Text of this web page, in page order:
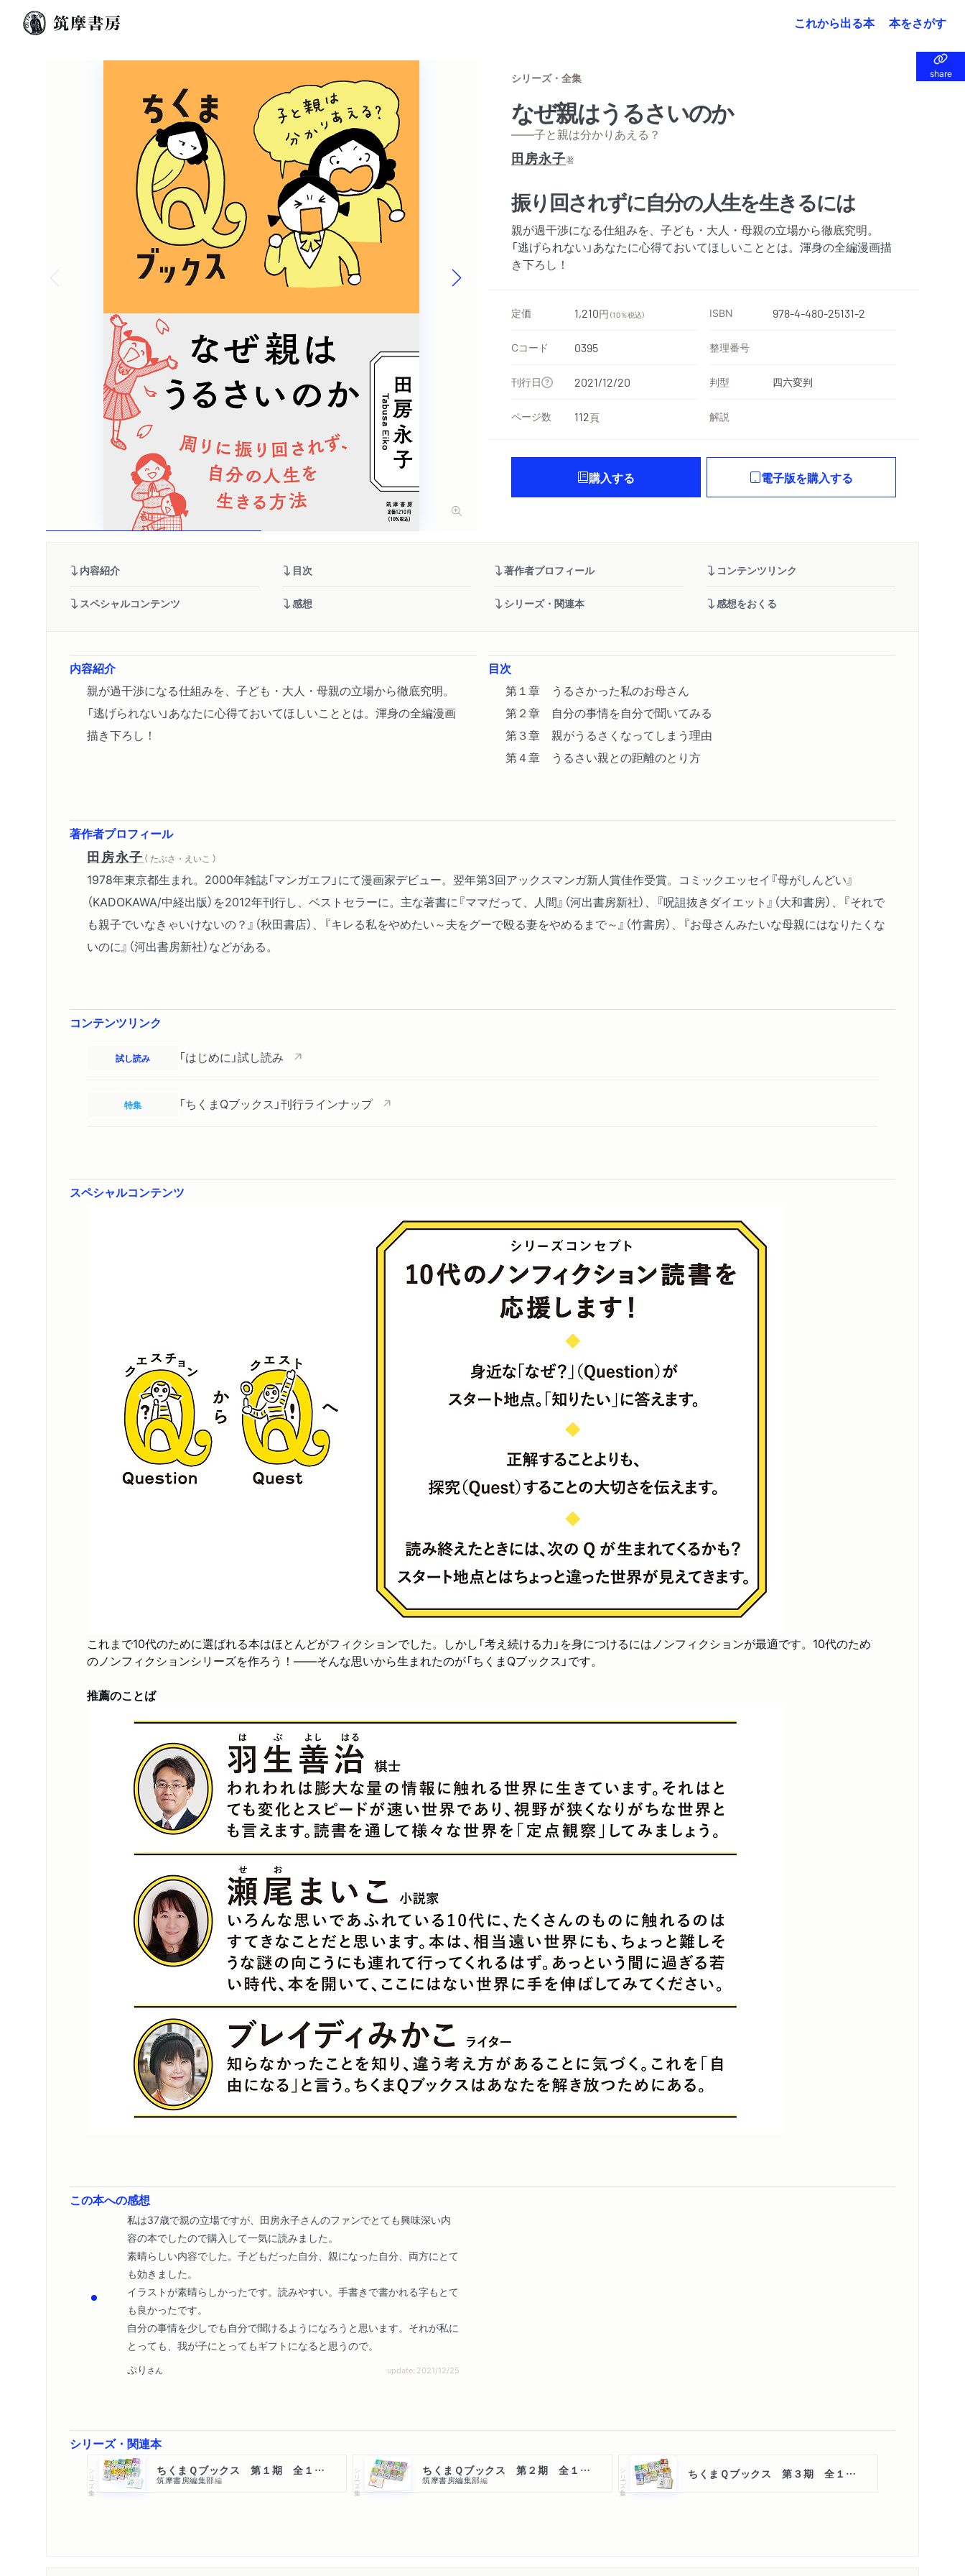
これから出る本 本をさがす
share
share
シリーズ・全集
なぜ親はうるさいのか
——子と親は分かりあえる？
田房永子著
振り回されずに自分の人生を生きるには
親が過干渉になる仕組みを、子ども・大人・母親の立場から徹底究明。
「逃げられない」あなたに心得ておいてほしいこととは。渾身の全編漫画描
き下ろし！
定価 1,210円 （10％税込） ISBN 978-4-480-25131-2
Cコード 0395 整理番号
刊行日 2021/12/20 判型 四六変判
ページ数 112頁 解説
購入する 電子版を購入する
内容紹介 目次 著作者プロフィール コンテンツリンク
スペシャルコンテンツ 感想 シリーズ・関連本 感想をおくる
内容紹介
親が過干渉になる仕組みを、子ども・大人・母親の立場から徹底究明。
「逃げられない」あなたに心得ておいてほしいこととは。渾身の全編漫画
描き下ろし！
目次
第１章 うるさかった私のお母さん
第２章 自分の事情を自分で聞いてみる
第３章 親がうるさくなってしまう理由
第４章 うるさい親との距離のとり方
著作者プロフィール
田房永子 （ たぶさ・えいこ ）
1978年東京都生まれ。2000年雑誌「マンガエフ」にて漫画家デビュー。翌年第3回アックスマンガ新人賞佳作受賞。コミックエッセイ『母がしんどい』
（KADOKAWA/中経出版）を2012年刊行し、ベストセラーに。主な著書に『ママだって、人間』（河出書房新社）、『呪詛抜きダイエット』（大和書房）、『それで
も親子でいなきゃいけないの？』（秋田書店）、『キレる私をやめたい～夫をグーで殴る妻をやめるまで～』（竹書房）、『お母さんみたいな母親にはなりたくな
いのに』（河出書房新社）などがある。
コンテンツリンク
試し読み 「はじめに」試し読み
特集 「ちくまQブックス」刊行ラインナップ
スペシャルコンテンツ
これまで10代のために選ばれる本はほとんどがフィクションでした。しかし「考え続ける力」を身につけるにはノンフィクションが最適です。10代のため
のノンフィクションシリーズを作ろう！――そんな思いから生まれたのが「ちくまQブックス」です。
推薦のことば
この本への感想
私は37歳で親の立場ですが、田房永子さんのファンでとても興味深い内
容の本でしたので購入して一気に読みました。
素晴らしい内容でした。子どもだった自分、親になった自分、両方にとて
も効きました。
イラストが素晴らしかったです。読みやすい。手書きで書かれる字もとて
も良かったです。
自分の事情を少しでも自分で聞けるようになろうと思います。それが私に
とっても、我が子にとってもギフトになると思うので。
ぷり さん update: 2021/12/25
シリーズ・関連本
シリーズ・全集 ちくまＱブックス 第１期 全１０点セット
筑摩書房編集部編 シリーズ・全集 ちくまＱブックス 第２期 全１０点セット
筑摩書房編集部編 シリーズ・全集 ちくまＱブックス 第３期 全１０点セット